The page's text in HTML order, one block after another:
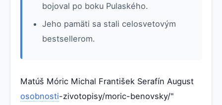
bojoval po boku Pulaského.
Jeho pamäti sa stali celosvetovým
bestsellerom.
Matúš Móric Michal František Serafín August
osobnosti-zivotopisy/moric-benovsky/"